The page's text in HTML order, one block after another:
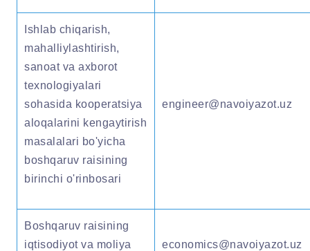
Ishlab chiqarish,
mahalliylashtirish,
sanoat va axborot
texnologiyalari
sohasida kooperatsiya
aloqalarini kengaytirish
masalalari bo'yicha
boshqaruv raisining
birinchi o'rinbosari
engineer@navoiyazot.uz
Boshqaruv raisining
iqtisodiyot va moliya
economics@navoiyazot.uz